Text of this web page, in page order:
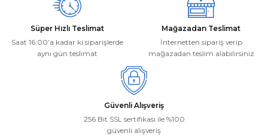
Süper Hızlı Teslimat
Saat 16:00’a kadar ki siparişlerde
aynı gün teslimat
Mağazadan Teslimat
İnternetten sipariş verip
mağazadan teslim alabilirsiniz
Güvenli Alışveriş
256 Bit SSL sertifikası ile %100
güvenli alışveriş